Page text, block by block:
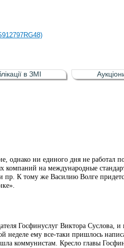
облігація відсоткова
України (ISIN UA4000232607)
облігація відсоткова
в ЗМІ
однако ни единого дня не работал
компаний на международные
К тому же Василию Волге
Госфинуслуг Виктора Суслова,
ему все-таки пришлось
коммунистам. Кресло главы